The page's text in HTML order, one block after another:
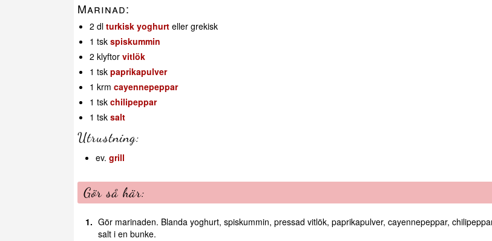
Marinad:
2 dl turkisk yoghurt eller grekisk
1 tsk spiskummin
2 klyftor vitlök
1 tsk paprikapulver
1 krm cayennepeppar
1 tsk chilipeppar
1 tsk salt
Utrustning:
ev. grill
Gör så här:
Gör marinaden. Blanda yoghurt, spiskummin, pressad vitlök, paprikapulver, cayennepeppar,
salt i en bunke.